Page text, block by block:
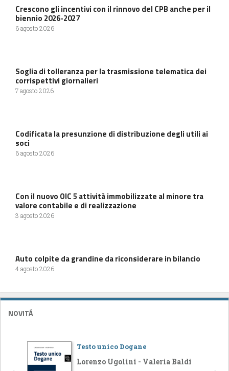
Crescono gli incentivi con il rinnovo del CPB anche per il
biennio 2026-2027
6 agosto 2026
Soglia di tolleranza per la trasmissione telematica dei
corrispettivi giornalieri
7 agosto 2026
Codificata la presunzione di distribuzione degli utili ai
soci
6 agosto 2026
Con il nuovo OIC 5 attività immobilizzate al minore tra
valore contabile e di realizzazione
3 agosto 2026
Auto colpite da grandine da riconsiderare in bilancio
4 agosto 2026
NOVITÁ
Testo unico Dogane
Lorenzo Ugolini - Valeria Baldi